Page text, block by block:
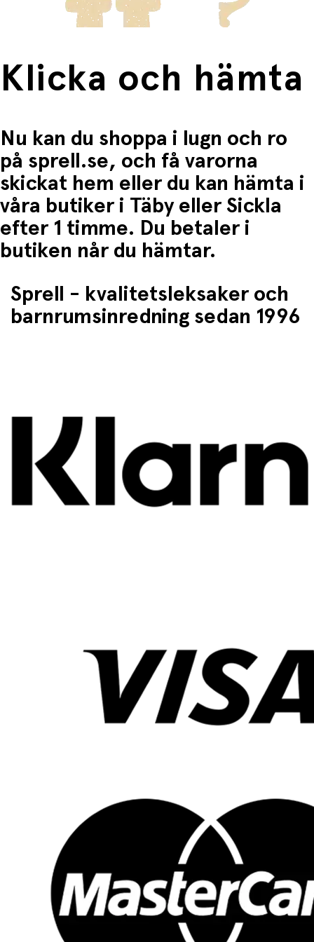
Klicka och hämta
Nu kan du shoppa i lugn och ro
på sprell.se, och få varorna
skickat hem eller du kan hämta i
våra butiker i Täby eller Sickla
efter 1 timme. Du betaler i
butiken når du hämtar.
Sprell - kvalitetsleksaker och
barnrumsinredning sedan 1996